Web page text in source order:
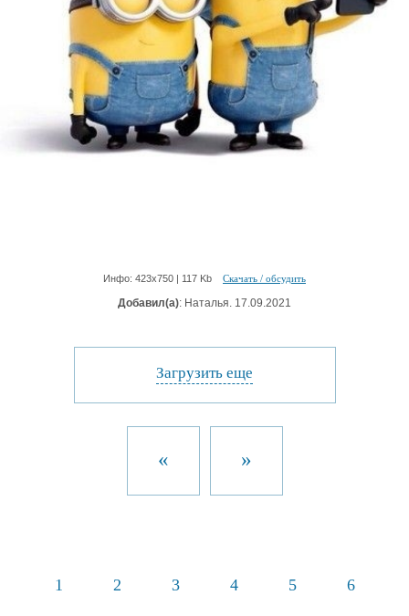
Инфо: 423х750 | 117 Kb Скачать / обсудить
Добавил(а): Наталья. 17.09.2021
Загрузить еще
« »
1 2 3 4 5 6